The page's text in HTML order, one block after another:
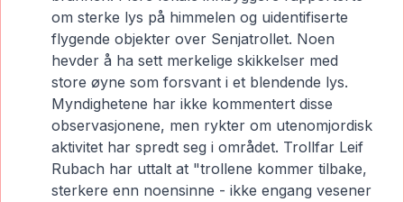
om sterke lys på himmelen og uidentifiserte
flygende objekter over Senjatrollet. Noen
hevder å ha sett merkelige skikkelser med
store øyne som forsvant i et blendende lys.
Myndighetene har ikke kommentert disse
observasjonene, men rykter om utenomjordisk
aktivitet har spredt seg i området. Trollfar Leif
Rubach har uttalt at "trollene kommer tilbake,
sterkere enn noensinne - ikke engang vesener